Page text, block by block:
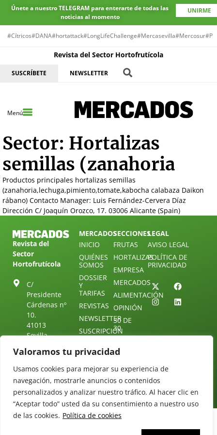
Valoramos tu privacidad
Usamos cookies para mejorar su experiencia de
navegación, mostrarle anuncios o contenidos
personalizados y analizar nuestro tráfico. Al hacer clic en
“Aceptar todo” usted da su consentimiento a nuestro uso
de las cookies. Política de cookies
Únete a nuestro TELEGRAM para enterarte de todas las
noticias al momento
UNIRME
#Cítricos#DANA#hortattack#LongLifeChallenge#Mercasevilla#Mercosur
Revista del Sector Hortofrutícola
SUSCRÍBETE NEWSLETTER
Menú
Sector: Hortalizas
semillas (zanahoria
Productos principales hortalizas semillas
(zanahoria,lechuga,pimiento,tomate,kabocha calabaza Daikon
rábano) Contacto Manager: Luis Fernández-Cervera Díaz
Dirección C/ Joaquín Orozco, 17. 03006 Alicante (Spain)
Revista del
Sector
Hortofrutícola
C/
Presidente
Cárdenas nº
10.
41013
Sevilla.
25 88 51
redaccion@revistamercados.com
MERCADOS
INICIO
QUIÉNES
SOMOS
DOSSIER
Y
TARIFAS
REVISTAS
NEWSLETTER
SUSCRIPCIÓN
NUESTRO
CONTACTO
SECCIONES
FRUTAS
HORTALIZAS
EMPRESA
MERCADOS
ALIMENTACIÓN
OPINIÓN
30 DE
30
LEGAL
AVISO LEGAL
POLÍTICA DE
PRIVACIDAD